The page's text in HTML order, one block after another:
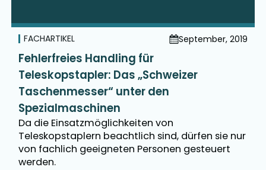
FACHARTIKEL September, 2019
Fehlerfreies Handling für
Teleskopstapler: Das „Schweizer
Taschenmesser“ unter den
Spezialmaschinen
Da die Einsatzmöglichkeiten von
Teleskopstaplern beachtlich sind, dürfen sie nur
von fachlich geeigneten Personen gesteuert
werden.